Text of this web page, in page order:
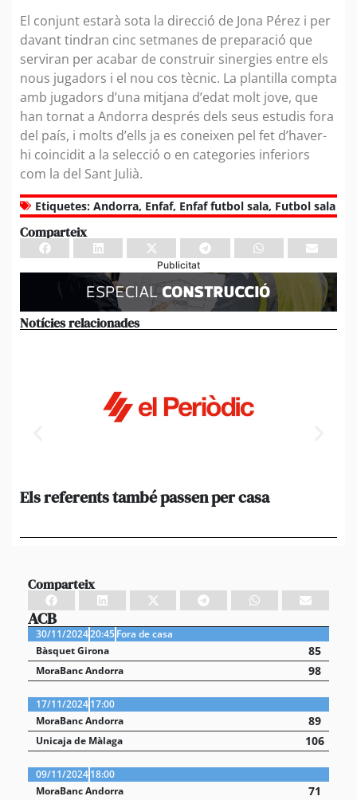
El conjunt estarà sota la direcció de Jona Pérez i per
davant tindran cinc setmanes de preparació que
serviran per acabar de construir sinergies entre els
nous jugadors i el nou cos tècnic. La plantilla compta
amb jugadors d’una mitjana d’edat molt jove, que
han tornat a Andorra després dels seus estudis fora
del país, i molts d’ells ja es coneixen pel fet d’haver-
hi coincidit a la selecció o en categories inferiors
com la del Sant Julià.
Etiquetes: Andorra, Enfaf, Enfaf futbol sala, Futbol sala
Comparteix
Publicitat
Notícies relacionades
Els referents també passen per casa
Comparteix
ACB
30/11/202420:45Fora de casa
Bàsquet Girona
85
MoraBanc Andorra 98
17/11/202417:00
MoraBanc Andorra
89
Unicaja de Màlaga 106
09/11/202418:00
MoraBanc Andorra
71